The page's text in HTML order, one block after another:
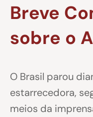
Breve
sobre o
O Brasil parou
estarrecedora,
meios da